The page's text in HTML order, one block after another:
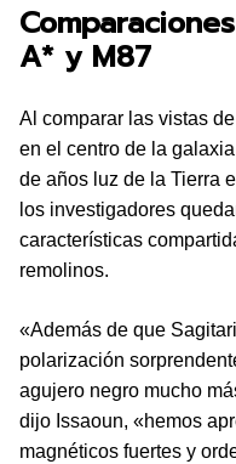
A* y M87
Al comparar las vistas
en el centro de la
de años luz de la Tierra
los investigadores
características
remolinos.
«Además de que
polarización
agujero negro mucho
dijo Issaoun, «hemos
magnéticos fuertes y